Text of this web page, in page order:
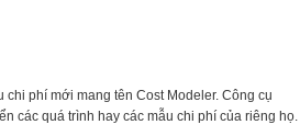
chi phí mới mang tên Cost Modeler. Công cụ
các quá trình hay các mẫu chi phí của riêng họ.